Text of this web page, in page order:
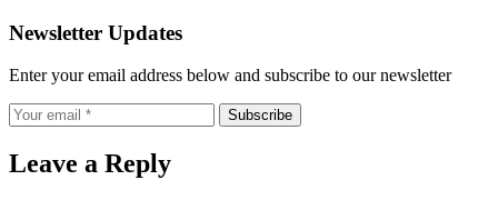
Newsletter Updates
Enter your email address below and subscribe to our newsletter
Subscribe
Leave a Reply